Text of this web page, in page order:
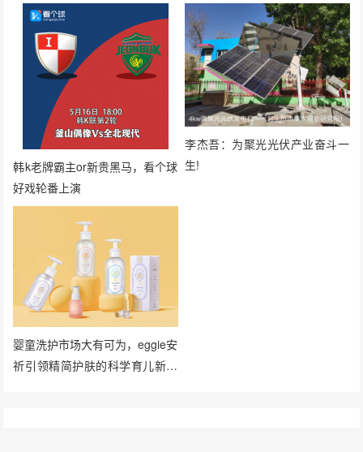
韩k老牌霸主or新贵黑马，看个球
好戏轮番上演
李杰吾：为聚光光伏产业奋斗一
生!
婴童洗护市场大有可为，eggie安
祈引领精简护肤的科学育儿新风